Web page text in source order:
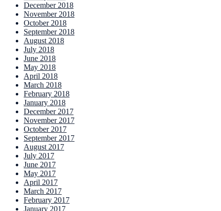
December 2018
November 2018
October 2018
September 2018
August 2018
July 2018
June 2018
May 2018
April 2018
March 2018
February 2018
January 2018
December 2017
November 2017
October 2017
September 2017
August 2017
July 2017
June 2017
May 2017
April 2017
March 2017
February 2017
January 2017